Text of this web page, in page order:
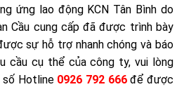
ứng lao động KCN Tân Bình do
Cầu cung cấp đã được trình bày
sự hỗ trợ nhanh chóng và báo
cầu cụ thể của công ty, vui lòng
số Hotline 0926 792 666để được